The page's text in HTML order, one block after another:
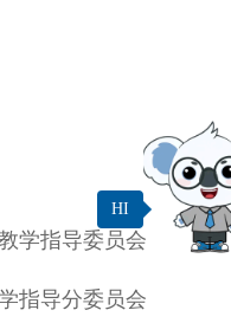
学指导委员会
指导分委员会
HI